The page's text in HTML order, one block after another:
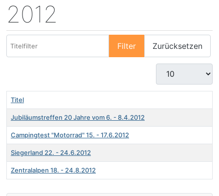
2012
Titelfilter
Filter Zurücksetzen
Titel
Jubiläumstreffen 20 Jahre vom 6. - 8.4.2012
Campingtest "Motorrad" 15. - 17.6.2012
Siegerland 22. - 24.6.2012
Zentralalpen 18. - 24.8.2012